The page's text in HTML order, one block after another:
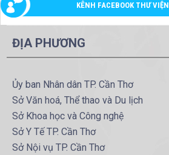
KÊNH FACEBOOK THƯ VIỆN
ĐỊA PHƯƠNG
Ủy ban Nhân dân TP. Cần Thơ
Sở Văn hoá, Thể thao và Du lịch
Sở Khoa học và Công nghệ
Sở Y Tế TP. Cần Thơ
Sở Nội vụ TP. Cần Thơ